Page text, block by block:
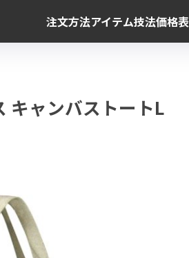
注文方法アイテム技法価格表
キャンバストートL